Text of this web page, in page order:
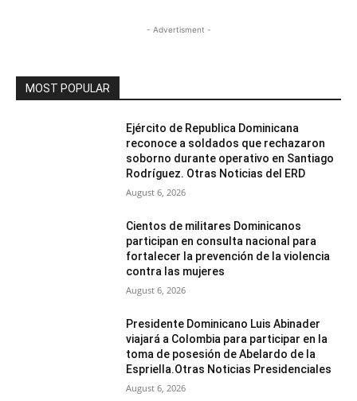
- Advertisment -
MOST POPULAR
Ejército de Republica Dominicana
reconoce a soldados que rechazaron
soborno durante operativo en Santiago
Rodríguez. Otras Noticias del ERD
August 6, 2026
Cientos de militares Dominicanos
participan en consulta nacional para
fortalecer la prevención de la violencia
contra las mujeres
August 6, 2026
Presidente Dominicano Luis Abinader
viajará a Colombia para participar en la
toma de posesión de Abelardo de la
Espriella.Otras Noticias Presidenciales
August 6, 2026